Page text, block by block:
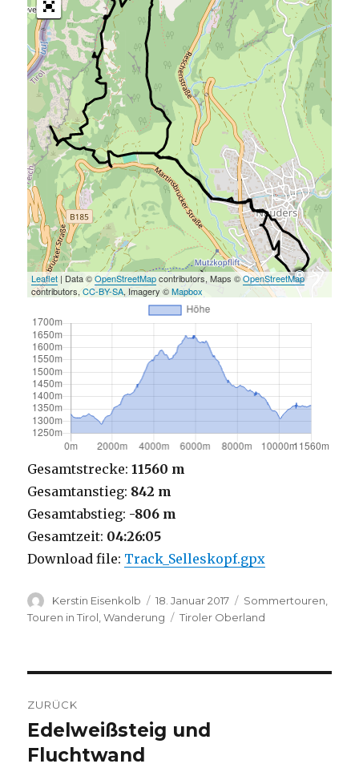
Leaflet | Data ©OpenStreetMapcontributors, Maps ©OpenStreetMap
contributors,CC-BY-SA, Imagery ©Mapbox
Gesamtstrecke: 11560 m
Gesamtanstieg: 842 m
Gesamtabstieg: -806 m
Gesamtzeit: 04:26:05
Download file: Track_Selleskopf.gpx
Autor
Kerstin Eisenkolb
Veröffentlicht
am
18. Januar 2017 Kategorien
Sommertouren
Touren in Tirol ,Wanderung Schlagwörter
Tiroler Oberland
ZURÜCK
Vorheriger
Beitrag:
Edelweißsteig und
Fluchtwand